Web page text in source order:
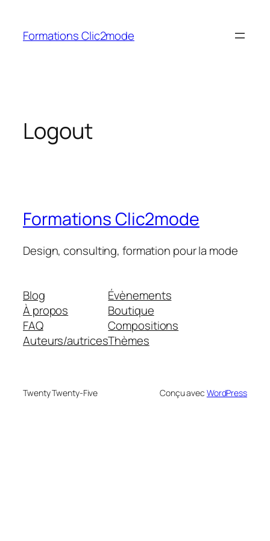
contenu
Formations Clic2mode
Logout
Formations Clic2mode
Design, consulting, formation pour la mode
Blog
À propos
FAQ
Auteurs/autrices
Évènements
Boutique
Compositions
Thèmes
Twenty Twenty-Five Conçu avec WordPress